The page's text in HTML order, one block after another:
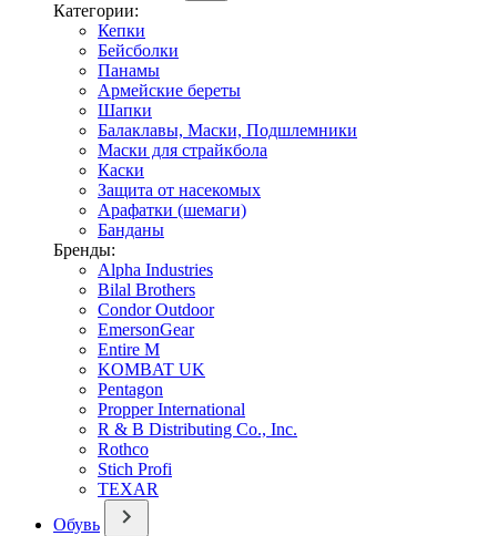
Категории:
Кепки
Бейсболки
Панамы
Армейские береты
Шапки
Балаклавы, Маски, Подшлемники
Маски для страйкбола
Каски
Защита от насекомых
Арафатки (шемаги)
Банданы
Бренды:
Alpha Industries
Bilal Brothers
Condor Outdoor
EmersonGear
Entire M
KOMBAT UK
Pentagon
Propper International
R & B Distributing Co., Inc.
Rothco
Stich Profi
TEXAR
Обувь